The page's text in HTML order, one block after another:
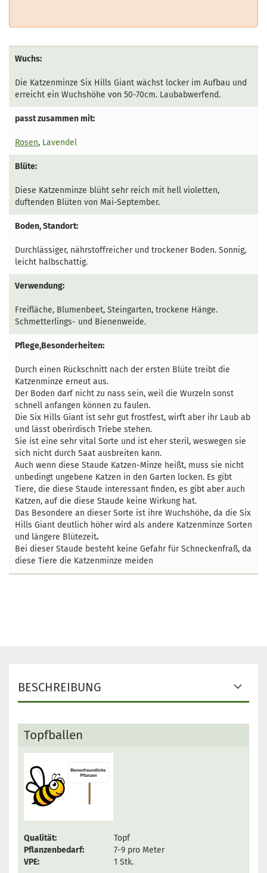
Wuchs:
Die Katzenminze Six Hills Giant wächst locker im Aufbau und
erreicht ein Wuchshöhe von 50-70cm. Laubabwerfend.
passt zusammen mit:
Rosen, Lavendel
Blüte:
Diese Katzenminze blüht sehr reich mit hell violetten,
duftenden Blüten von Mai-September.
Boden, Standort:
Durchlässiger, nährstoffreicher und trockener Boden. Sonnig,
leicht halbschattig.
Verwendung:
Freifläche, Blumenbeet, Steingarten, trockene Hänge.
Schmetterlings- und Bienenweide.
Pflege,Besonderheiten:
Durch einen Rückschnitt nach der ersten Blüte treibt die
Katzenminze erneut aus.
Der Boden darf nicht zu nass sein, weil die Wurzeln sonst
schnell anfangen können zu faulen.
Die Six Hills Giant ist sehr gut frostfest, wirft aber ihr Laub ab
und lässt oberirdisch Triebe stehen.
Sie ist eine sehr vital Sorte und ist eher steril, weswegen sie
sich nicht durch Saat ausbreiten kann.
Auch wenn diese Staude Katzen-Minze heißt, muss sie nicht
unbedingt ungebene Katzen in den Garten locken. Es gibt
Tiere, die diese Staude interessant finden, es gibt aber auch
Katzen, auf die diese Staude keine Wirkung hat.
Das Besondere an dieser Sorte ist ihre Wuchshöhe, da die Six
Hills Giant deutlich höher wird als andere Katzenminze Sorten
und längere Blütezeit.
Bei dieser Staude besteht keine Gefahr für Schneckenfraß, da
diese Tiere die Katzenminze meiden
BESCHREIBUNG
Topfballen
Qualität:
Topf
Pflanzenbedarf:
7-9 pro Meter
VPE:
1 Stk.